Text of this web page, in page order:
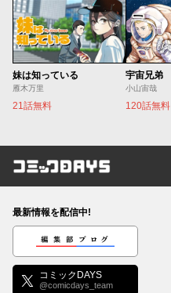
妹は知っている
雁木万里
21話無料
宇宙兄弟
小山宙哉
120話無料
コミックDAYS
最新情報を配信中!
編集部ブログ
コミックDAYS
@comicdays_team